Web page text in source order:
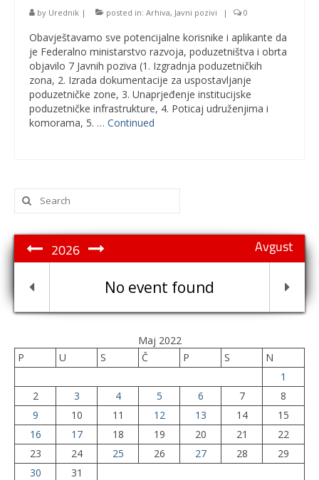
by Urednik | posted in: Arhiva, Javni pozivi | 0
Obavještavamo sve potencijalne korisnike i aplikante da
je Federalno ministarstvo razvoja, poduzetništva i obrta
objavilo 7 Javnih poziva (1. Izgradnja poduzetničkih
zona, 2. Izrada dokumentacije za uspostavljanje
poduzetničke zone, 3. Unaprjeđenje institucijske
poduzetničke infrastrukture, 4. Poticaj udruženjima i
komorama, 5. … Continued
Search
for:
Avgust
2026
No event found
Maj 2022
P
U S Č P S
N
1
2
3 4 5 6 7
8
9
10 11 12 13 14
15
16
17 18 19 20 21
22
23
24 25 26 27 28
29
30
31